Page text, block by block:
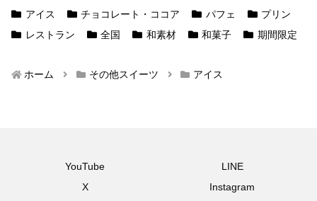
アイス チョコレート・ココア パフェ
プリン
レストラン
全国 和素材 和菓子 期間限定
ホーム その他スイーツ アイス
YouTube
LINE
X
Instagram